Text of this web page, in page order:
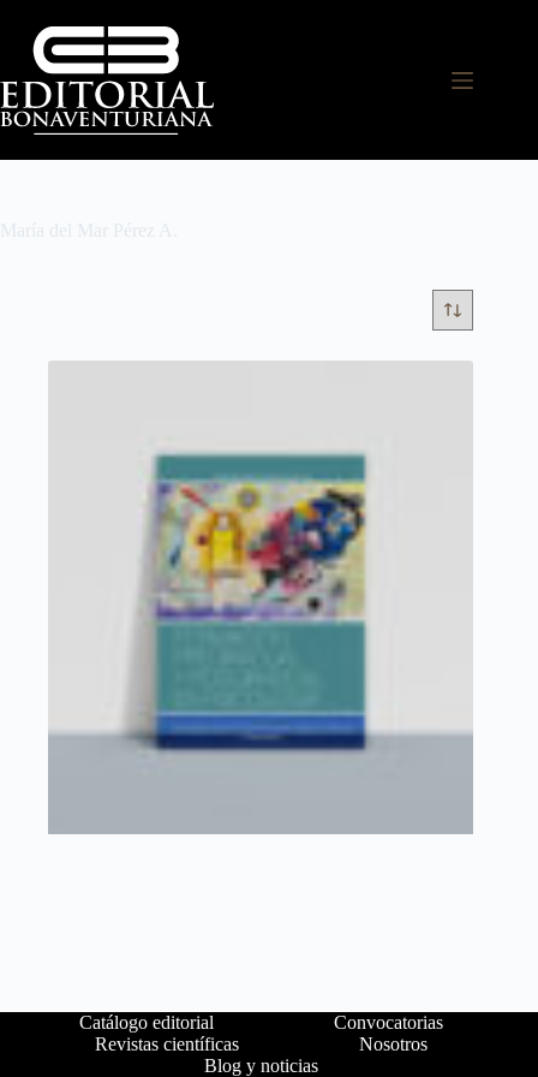
María del Mar Pérez A.
Catálogo editorial
Convocatorias
Revistas científicas
Nosotros
Blog y noticias